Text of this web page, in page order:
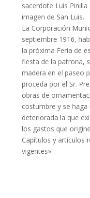
sacerdote Luis
imagen de San Luis.
La Corporación
septiembre 1916,
la próxima Feria de
fiesta de la patrona,
madera en el paseo
proceda por el Sr.
obras de
costumbre y se
deteriorada la que
los gastos que
Capítulos y artículos
vigentes»